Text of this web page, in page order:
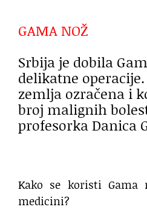
GAMA NOŽ
Srbija je dobila
delikatne
zemlja ozračena i
broj malignih
profesorka Danica
Kako se koristi
medicini?